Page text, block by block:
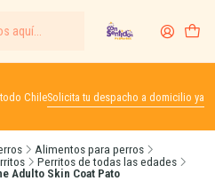
ChileSolicita tu despacho a domicilio ya
Alimentos para perros
Perritos de todas las edades
Adulto Skin Coat Pato